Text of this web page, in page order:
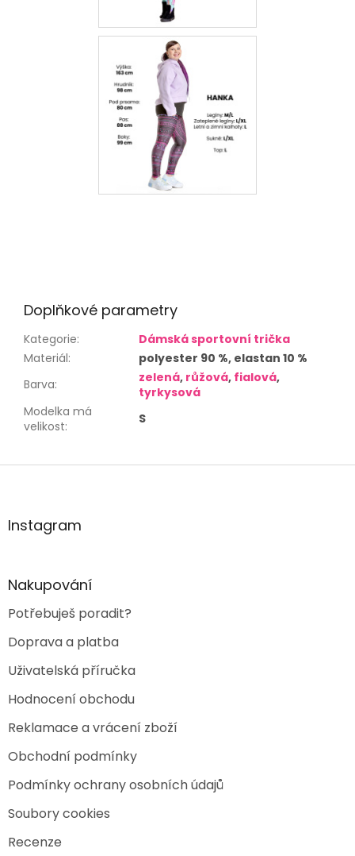
Doplňkové parametry
Kategorie:
Dámská sportovní trička
Materiál:
polyester 90 %, elastan 10 %
Barva: zelená, růžová, fialová,
tyrkysová
Modelka má
velikost: S
Z
aInstagram
Nakupování
Potřebuješ poradit?
Doprava a platba
Uživatelská příručka
Hodnocení obchodu
Reklamace a vrácení zboží
Obchodní podmínky
Podmínky ochrany osobních údajů
Soubory cookies
Recenze